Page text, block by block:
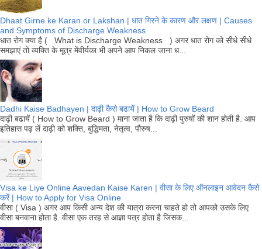
Dhaat Girne ke Karan or Lakshan | धात गिरने के कारण और लक्षण | Causes
and Symptoms of Discharge Weakness
धात रोग क्या है ( What is Discharge Weakness ) अगर धात रोग को सीधे सीधे
समझाएं तो व्यक्ति के मूत्र मेंवीर्यका भी अपने आप निकल जाना ध...
Dadhi Kaise Badhayen | दाढ़ी कैसे बढायें | How to Grow Beard
दाढ़ी बढायें ( How to Grow Beard ) माना जाता है कि दाढ़ी पुरुषों की शान होती है. आप
इतिहास पढ़ लें दाढ़ी को शक्ति, बुद्धिमता, नेतृत्व, पौरुष...
Visa ke Liye Online Aavedan Kaise Karen | वीसा के लिए ऑनलाइन आवेदन कैसे
करें | How to Apply for Visa Online
वीसा ( Visa ) अगर आप किसी अन्य देश की यात्रा करना चाहते हो तो आपको उसके लिए
वीसा बनवाना होता है. वीसा एक तरह से आज्ञा पत्र होता है जिसक...